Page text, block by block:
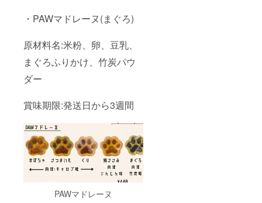
・PAWマドレーヌ(まぐろ)
原材料名:米粉、卵、豆乳、
まぐろふりかけ、竹炭パウ
ダー
賞味期限:発送日から3週間
PAWマドレーヌ